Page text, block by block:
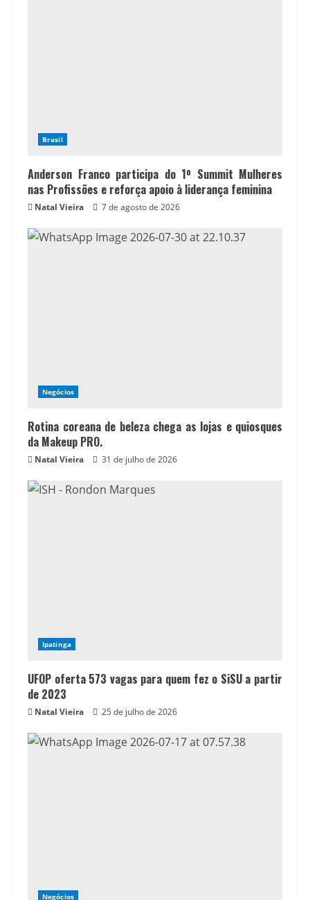
Brasil
Anderson Franco participa do 1º Summit Mulheres
nas Profissões e reforça apoio à liderança feminina
Natal Vieira 7 de agosto de 2026
Negócios
Rotina coreana de beleza chega as lojas e quiosques
da Makeup PRO.
Natal Vieira 31 de julho de 2026
Ipatinga
UFOP oferta 573 vagas para quem fez o SiSU a partir
de 2023
Natal Vieira 25 de julho de 2026
Negócios